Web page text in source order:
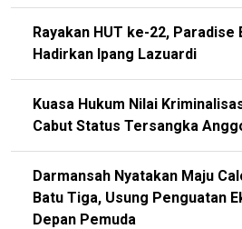
Rayakan HUT ke-22, Paradise
Hadirkan Ipang Lazuardi
Kuasa Hukum Nilai
Cabut Status Tersangka
Darmansah Nyatakan Maju
Batu Tiga, Usung Penguatan
Depan Pemuda